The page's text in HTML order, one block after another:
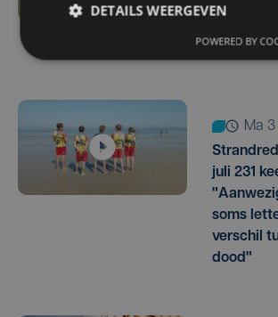
Oostende
ma
juli 231
soms
verschil
dood"
DETAILS WEERGEVEN
POWERED BY